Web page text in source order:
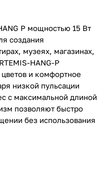
P мощностью 15 Вт
создания
музеях, магазинах,
HANG-P
и комфортное
низкой пульсации
с максимальной длиной
позволяют быстро
без использования